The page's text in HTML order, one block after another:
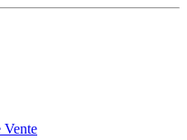
Vente